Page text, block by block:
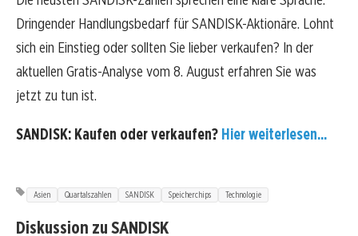
Dringender Handlungsbedarf für SANDISK-Aktionäre. Lohnt
sich ein Einstieg oder sollten Sie lieber verkaufen? In der
aktuellen Gratis-Analyse vom 8. August erfahren Sie was
jetzt zu tun ist.
SANDISK: Kaufen oder verkaufen? Hier weiterlesen...
Asien Quartalszahlen SANDISK Speicherchips Technologie
Diskussion zu SANDISK